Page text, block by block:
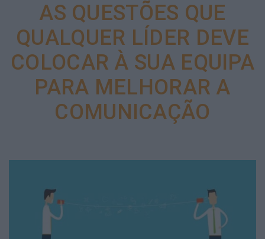
AS QUESTÕES QUE
QUALQUER LÍDER DEVE
COLOCAR À SUA EQUIPA
PARA MELHORAR A
COMUNICAÇÃO